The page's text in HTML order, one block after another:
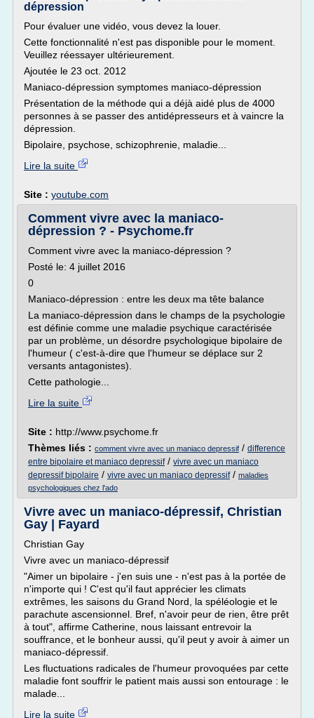
dépression
Pour évaluer une vidéo, vous devez la louer.
Cette fonctionnalité n'est pas disponible pour le moment.
Veuillez réessayer ultérieurement.
Ajoutée le 23 oct. 2012
Maniaco-dépression symptomes maniaco-dépression
Présentation de la méthode qui a déjà aidé plus de 4000
personnes à se passer des antidépresseurs et à vaincre la
dépression.
Bipolaire, psychose, schizophrenie, maladie...
Lire la suite
Site : youtube.com
Comment vivre avec la maniaco-
dépression ? - Psychome.fr
Comment vivre avec la maniaco-dépression ?
Posté le: 4 juillet 2016
0
Maniaco-dépression : entre les deux ma tête balance
La maniaco-dépression dans le champs de la psychologie
est définie comme une maladie psychique caractérisée
par un problème, un désordre psychologique bipolaire de
l'humeur ( c'est-à-dire que l'humeur se déplace sur 2
versants antagonistes).
Cette pathologie...
Lire la suite
Site : http://www.psychome.fr
Thèmes liés : comment vivre avec un maniaco depressif / difference
entre bipolaire et maniaco depressif/ vivre avec un maniaco
depressif bipolaire / vivre avec un maniaco depressif/ maladies
psychologiques chez l'ado
Vivre avec un maniaco-dépressif, Christian
Gay | Fayard
Christian Gay
Vivre avec un maniaco-dépressif
"Aimer un bipolaire - j'en suis une - n'est pas à la portée de
n'importe qui ! C'est qu'il faut apprécier les climats
extrêmes, les saisons du Grand Nord, la spéléologie et le
parachute ascensionnel. Bref, n'avoir peur de rien, être prêt
à tout", affirme Catherine, nous laissant entrevoir la
souffrance, et le bonheur aussi, qu'il peut y avoir à aimer un
maniaco-dépressif.
Les fluctuations radicales de l'humeur provoquées par cette
maladie font souffrir le patient mais aussi son entourage : le
malade...
Lire la suite